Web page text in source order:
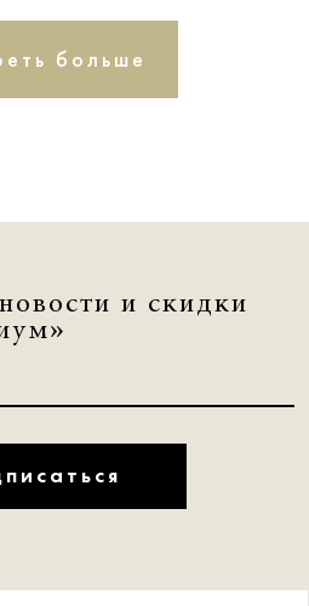
больше
и скидки